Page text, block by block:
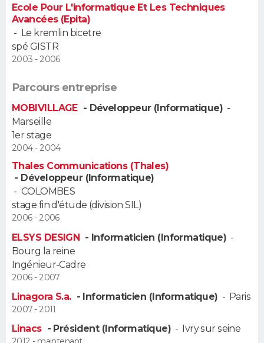
DICTIONNAIRE
Dictionnaire
Biographies
Citations
Expressions
Proverbes
PROGRAMME TV
COPAINS D'AVANT
S'inscrire
Se connecter
Lycées
Collèges
Primaires
Universités
Entreprises
Service militaire
Avis de recherche
AVIS DE DÉCÈS
Bricolage
Lifestyle
Culture
Sport
Auto
Television
Voyage
Cinema
Ecole Pour L'informatique Et Les Techniques
Avancées (Epita)
- Le kremlin bicetre
spé GISTR
2003 - 2006
Parcours entreprise
MOBIVILLAGE - Développeur (Informatique) -
Marseille
1er stage
2004 - 2004
Thales Communications (Thales)
- Développeur (Informatique)
- COLOMBES
stage fin d'étude (division SIL)
2006 - 2006
ELSYS DESIGN - Informaticien (Informatique) -
Bourg la reine
Ingénieur-Cadre
2006 - 2007
Linagora S.a. - Informaticien (Informatique) - Paris
2007 - 2011
Linacs - Président (Informatique)- Ivry sur seine